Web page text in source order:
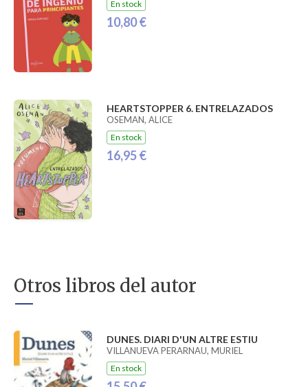
En stock
10,80 €
HEARTSTOPPER 6. ENTRELAZADOS
OSEMAN, ALICE
En stock
16,95 €
Otros libros del autor
DUNES. DIARI D'UN ALTRE ESTIU
VILLANUEVA PERARNAU, MURIEL
En stock